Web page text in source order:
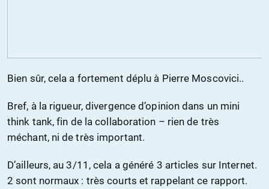
Bien sûr, cela a fortement déplu à Pierre Moscovici..
Bref, à la rigueur, divergence d’opinion dans un mini
think tank, fin de la collaboration – rien de très
méchant, ni de très important.
D’ailleurs, au 3/11, cela a généré 3 articles sur Internet.
2 sont normaux : très courts et rappelant ce rapport.